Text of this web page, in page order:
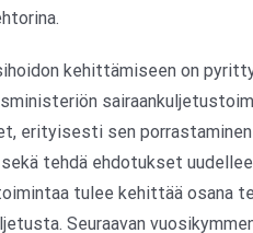
kehittämiseen on
erityisesti sen
tehdä ehdotukset
tulee kehittää osana
Seuraavan